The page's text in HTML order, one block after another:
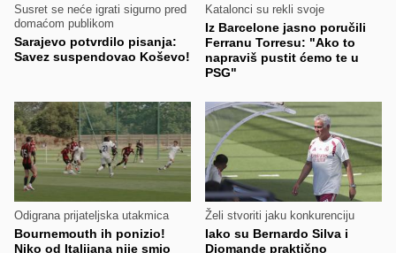
Susret se neće igrati sigurno pred
domaćom publikom
Sarajevo potvrdilo pisanja:
Savez suspendovao Koševo!
Katalonci su rekli svoje
Iz Barcelone jasno poručili
Ferranu Torresu: "Ako to
napraviš pustit ćemo te u
PSG"
Odigrana prijateljska utakmica
Bournemouth ih ponizio!
Niko od Italijana nije smio
Želi stvoriti jaku konkurenciju
Iako su Bernardo Silva i
Diomande praktično